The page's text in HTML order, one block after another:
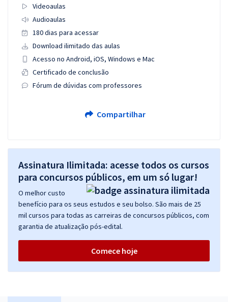
Videoaulas
Audioaulas
180 dias para acessar
Download ilimitado das aulas
Acesso no Android, iOS, Windows e Mac
Certificado de conclusão
Fórum de dúvidas com professores
Compartilhar
Assinatura Ilimitada: acesse todos os cursos
para concursos públicos, em um só lugar!
O melhor custo
benefício para os seus estudos e seu bolso. São mais de 25
mil cursos para todas as carreiras de concursos públicos, com
garantia de atualização pós-edital.
Comece hoje